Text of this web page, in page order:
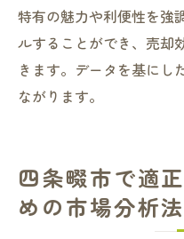
特有の魅力や利便性を強
ルすることができ、売却
きます。データを基にし
ながります。
四条畷市で適
めの市場分析法